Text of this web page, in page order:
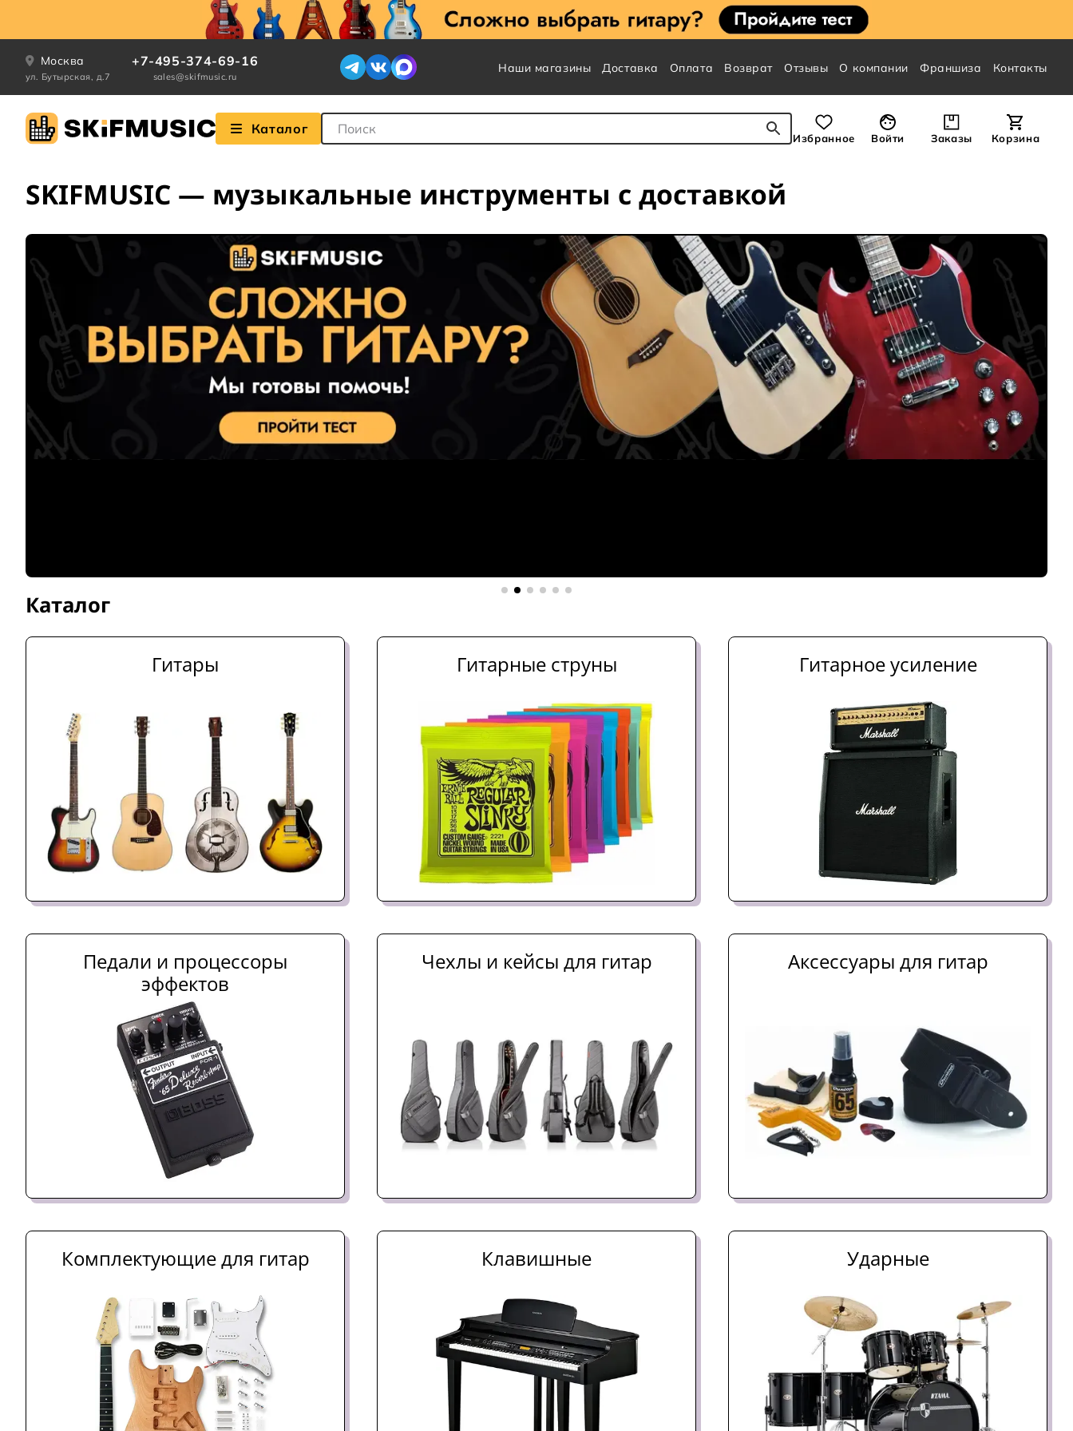
Москва
ул. Бутырская, д.7
+7-495-374-69-16
sales@skifmusic.ru
Наши магазины Доставка Оплата Возврат Отзывы О компании Франшиза Контакты
Каталог Поле для Поиска
Избранное Войти Заказы Корзина
SKIFMUSIC — музыкальные инструменты с доставкой
Каталог
Гитары Гитарные струны Гитарное усиление
Педали и процессоры
эффектов
Чехлы и кейсы для гитар Аксессуары для гитар
Комплектующие для гитар Клавишные Ударные